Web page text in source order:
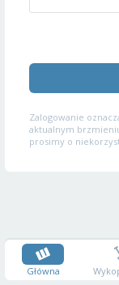
Zalogowanie
aktualnym
prosimy o
Główna